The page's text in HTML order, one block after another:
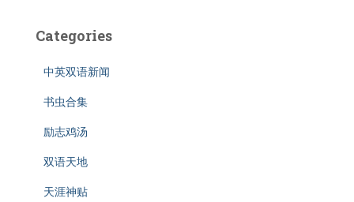
Categories
中英双语新闻
书虫合集
励志鸡汤
双语天地
天涯神贴